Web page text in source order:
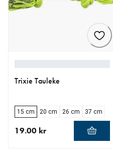
Trixie Tauleke
15 cm 20 cm 26 cm 37 cm
19.00 kr